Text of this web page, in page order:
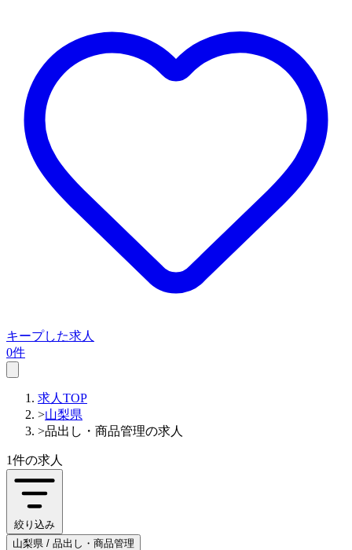
キープした求人
0件
求人TOP
>山梨県
>品出し・商品管理の求人
1件の求人
絞り込み
山梨県 / 品出し・商品管理